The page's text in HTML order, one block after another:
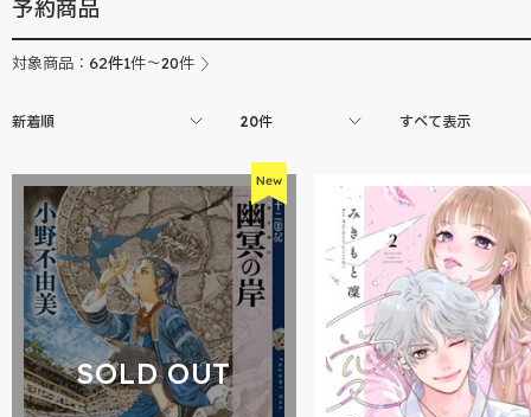
予約商品
対象商品： 62件1件～20件
新着順 20件 すべて表示
SOLD OUT